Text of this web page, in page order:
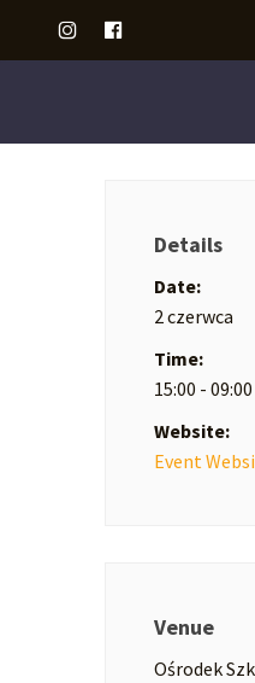
Details
Date:
2 czerwca
Time:
15:00 - 09:00
Website:
Event
Venue
Ośrodek